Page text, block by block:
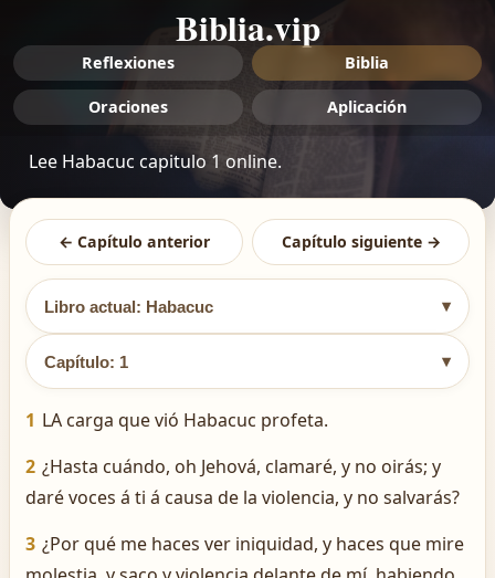
Biblia.vip
Reflexiones Biblia
Oraciones Aplicación
Lee Habacuc capitulo 1 online.
← Capítulo anterior Capítulo siguiente →
Libro actual: Habacuc ▾
Capítulo: 1 ▾
1 LA carga que vió Habacuc profeta.
2 ¿Hasta cuándo, oh Jehová, clamaré, y no oirás; y
daré voces á ti á causa de la violencia, y no salvarás?
3 ¿Por qué me haces ver iniquidad, y haces que mire